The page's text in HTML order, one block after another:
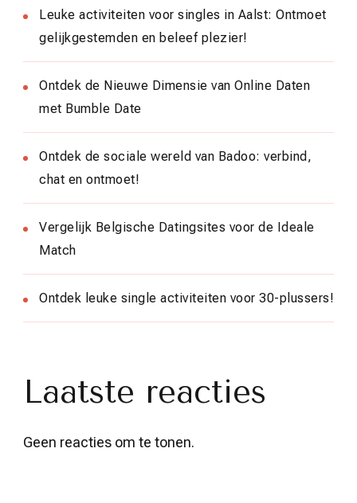
Leuke activiteiten voor singles in Aalst: Ontmoet
gelijkgestemden en beleef plezier!
Ontdek de Nieuwe Dimensie van Online Daten
met Bumble Date
Ontdek de sociale wereld van Badoo: verbind,
chat en ontmoet!
Vergelijk Belgische Datingsites voor de Ideale
Match
Ontdek leuke single activiteiten voor 30-plussers!
Laatste reacties
Geen reacties om te tonen.